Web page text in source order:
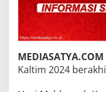
MEDIASATYA.COM
Kaltim 2024